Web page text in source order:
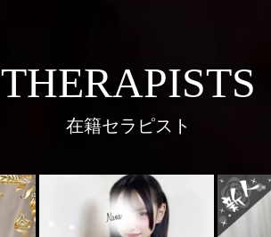
THERAPISTS
在籍セラピスト